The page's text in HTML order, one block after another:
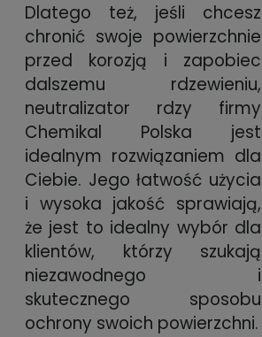
Dlatego też, jeśli chcesz
chronić swoje powierzchnie
przed korozją i zapobiec
dalszemu rdzewieniu,
neutralizator rdzy firmy
Chemikal Polska jest
idealnym rozwiązaniem dla
Ciebie. Jego łatwość użycia
i wysoka jakość sprawiają,
że jest to idealny wybór dla
klientów, którzy szukają
niezawodnego i
skutecznego sposobu
ochrony swoich powierzchni.